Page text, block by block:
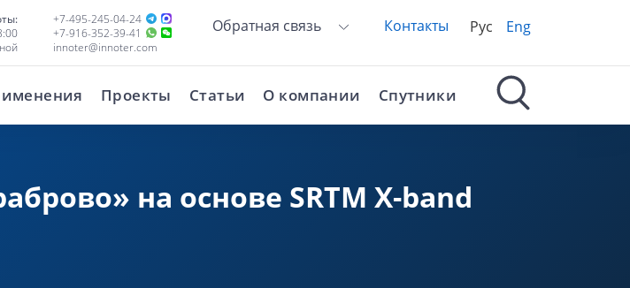
+7-495-245-04-24
+7-916-352-39-41
innoter@innoter.com
Обратная связь Контакты Рус Eng
Проекты Статьи О компании Спутники
на основе SRTM X-band